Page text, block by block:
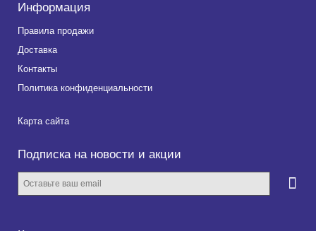
Информация
Правила продажи
Доставка
Контакты
Политика конфиденциальности
Карта сайта
Подписка на новости и акции